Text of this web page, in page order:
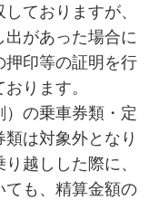
ておりますが、
出があった場合に
押印等の証明を行
ります。
の乗車券類・定
は対象外となり
越しした際に、
ても、精算金額の